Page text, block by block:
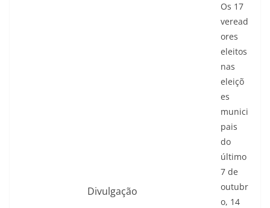
Divulgação
Os 17
veread
ores
eleitos
nas
eleiçõ
es
munici
pais
do
último
7 de
outubr
o, 14